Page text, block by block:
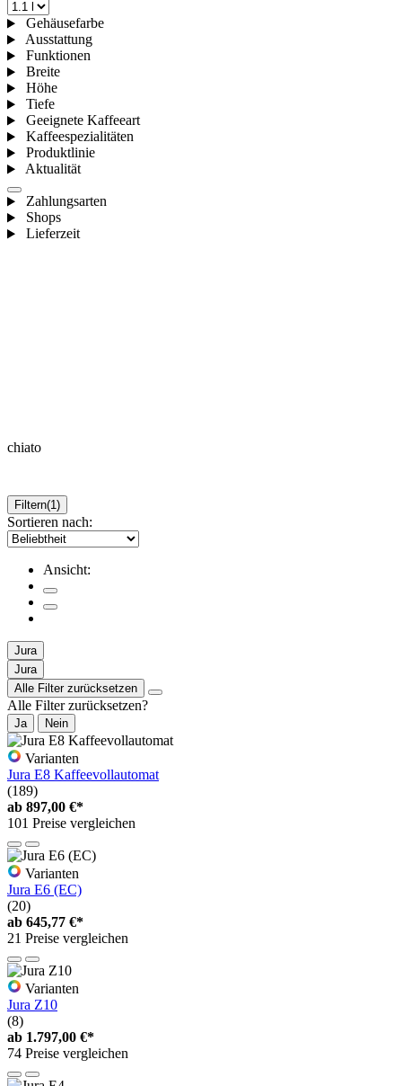
Gehäusefarbe
Ausstattung
Funktionen
Breite
Höhe
Tiefe
Geeignete Kaffeeart
Kaffeespezialitäten
Produktlinie
Aktualität
Zahlungsarten
Shops
Lieferzeit
chiato
Filtern(1)
Sortieren nach:
Ansicht:
Jura
Jura
Alle Filter zurücksetzen
Alle Filter zurücksetzen?
Ja Nein
Varianten
Jura E8 Kaffeevollautomat
(189)
ab 897,00 €*
101 Preise vergleichen
Varianten
Jura E6 (EC)
(20)
ab 645,77 €*
21 Preise vergleichen
Varianten
Jura Z10
(8)
ab 1.797,00 €*
74 Preise vergleichen